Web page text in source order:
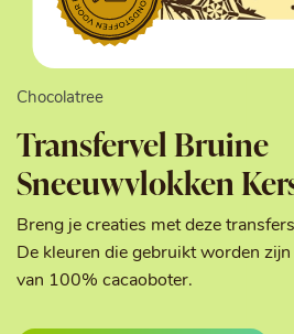
Chocolatree
Transfervel Bruine
Sneeuwvlokken
Breng je creaties met deze
De kleuren die gebruikt worden
van 100% cacaoboter.